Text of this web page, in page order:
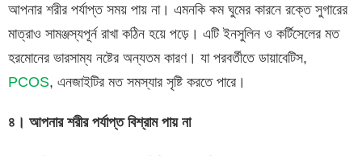
আপনার শরীর পর্যাপ্ত সময় পায় না। এমনকি কম ঘুমের কারনে রক্তে সুগারের
মাত্রাও সামঞ্জস্যপূর্ন রাখা কঠিন হয়ে পড়ে। এটি ইনসুলিন ও কর্টিসেলের মত
হরমোনের ভারসাম্য নষ্টের অন্যতম কারণ। যা পরবর্তীতে ডায়াবেটিস,
PCOS, এনজাইটির মত সমস্যার সৃষ্টি করতে পারে।
৪। আপনার শরীর পর্যাপ্ত বিশ্রাম পায় না